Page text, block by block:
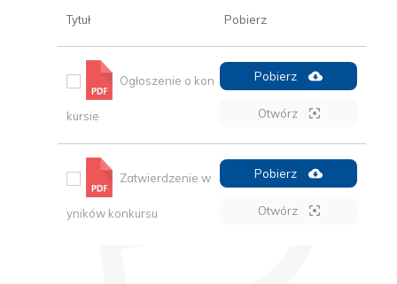
Tytuł Pobierz
Ogłoszenie o kon
kursie
Pobierz
Otwórz
Zatwierdzenie w
yników konkursu
Pobierz
Otwórz